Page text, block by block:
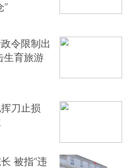
”
令限制出
生育旅游
刀止损
被指“违